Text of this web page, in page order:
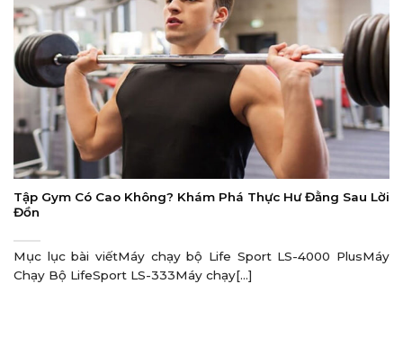
Tập Gym Có Cao Không? Khám Phá Thực Hư Đằng Sau Lời
Đồn
Mục lục bài viếtMáy chạy bộ Life Sport LS-4000 PlusMáy
Chạy Bộ LifeSport LS-333Máy chạy[...]